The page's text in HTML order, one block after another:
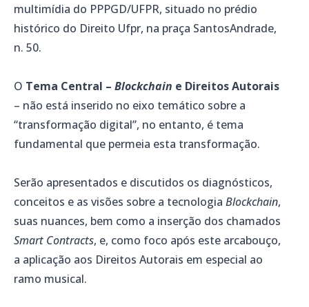
multimídia do PPPGD/UFPR, situado no prédio
histórico do Direito Ufpr, na praça SantosAndrade,
n. 50.
O Tema Central – Blockchain e Direitos Autorais
– não está inserido no eixo temático sobre a
“transformação digital”, no entanto, é tema
fundamental que permeia esta transformação.
Serão apresentados e discutidos os diagnósticos,
conceitos e as visões sobre a tecnologia Blockchain,
suas nuances, bem como a inserção dos chamados
Smart Contracts, e, como foco após este arcabouço,
a aplicação aos Direitos Autorais em especial ao
ramo musical.